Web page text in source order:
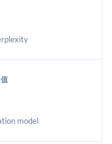
model